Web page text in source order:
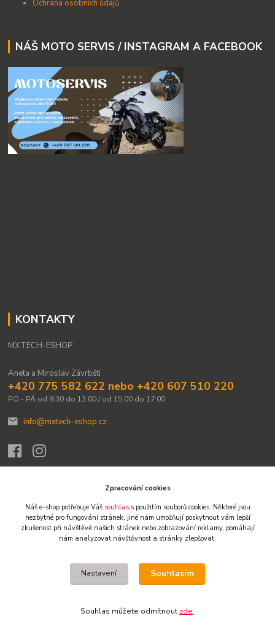
Ochrana osobních údajů
NÁŠ MOTO SERVIS / INSTAGRAM A FACEBOOK
KONTAKTY
MXTECH-ESHOP
Aneta a Miroslav Závrbští
+420 775 582 622 nebo +420 607 510 220
PO - PÁ od 9:30 do 13:00 / od 15:00 do 17:00
info@mxtech-eshop.cz
Upravit sběr cookies.
© 2009-2026 Všechna práva vyhrazena. Obsah těchto webových stránek je
přebírat, kopírovat, reprodukovat ani dále šířit jinými kanály. Výjimkou je tisk
pro osobní potřebu a stručné citace či náhledy na sociálních sítích s
souhlas. Vlastníkem a provozovatelem webu je Miroslav Závrbský.
Zpracování cookies
Náš e-shop potřebuje Váš souhlass použitím souborů cookies. Některé jsou
nezbytné pro fungování stránek, jiné nám umožňují poskytnout vám lepší
zkušenost při návštěvě našich stránek nebo zobrazování reklamy, pomáhají
nám analyzovat návštěvnost a stránky zlepšovat.
Nastavení Souhlasím
Souhlas můžete odmítnout zde.